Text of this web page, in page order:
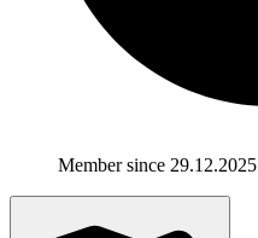
Member since 29.12.2025